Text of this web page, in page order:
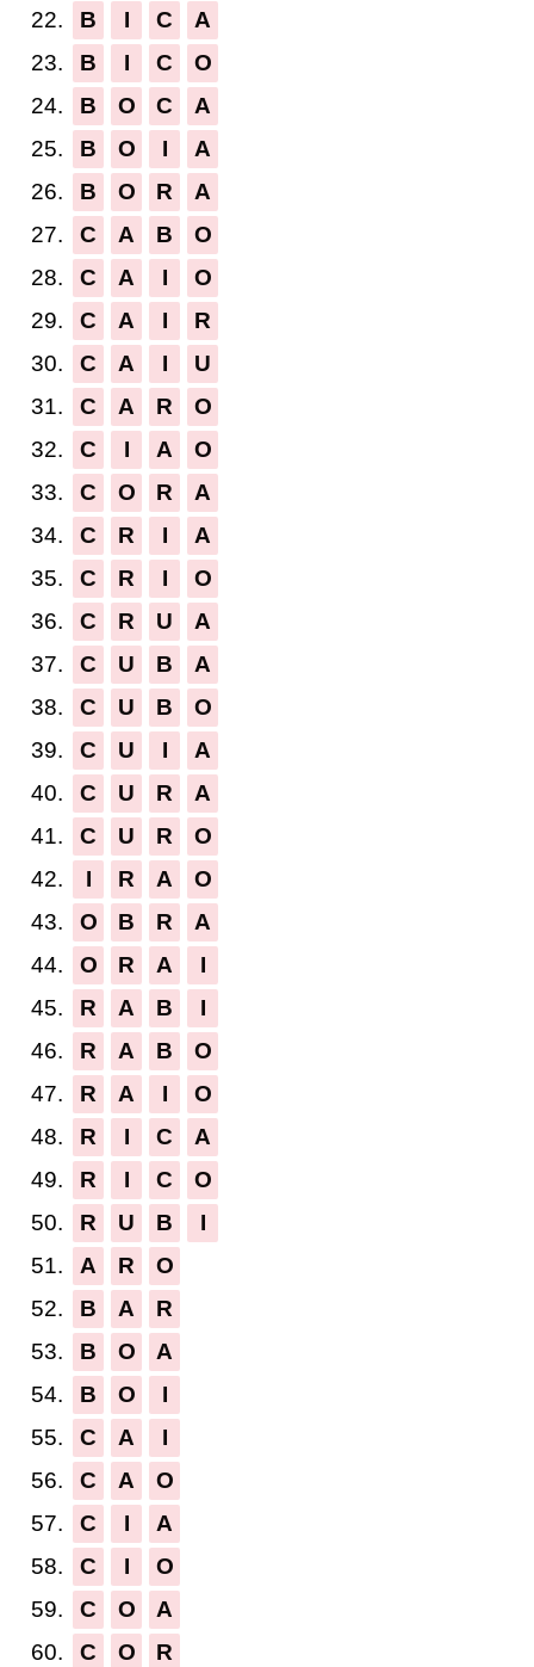
22. B I C
A
23.
B I C
O
24.
B O C
A
25.
B O I
A
26.
B O R
A
27.
C A B
O
28.
C A I
O
29.
C A I
R
30.
C A I
U
31.
C A R
O
32.
C I A
O
33.
C O R
A
34.
C R I
A
35.
C R I
O
36.
C R U
A
37.
C U B
A
38.
C U B
O
39.
C U I
A
40.
C U R
A
41.
C U R
O
42.
I R A
O
43.
O B R
A
44.
O R A
I
45.
R A B
I
46.
R A B
O
47.
R A I
O
48.
R I C
A
49.
R I C
O
50.
R U B
I
51.
A R
O
52.
B A
R
53.
B O
A
54.
B O
I
55.
C A
I
56.
C A
O
57.
C I
A
58.
C I
O
59.
C O
A
60.
C O
R